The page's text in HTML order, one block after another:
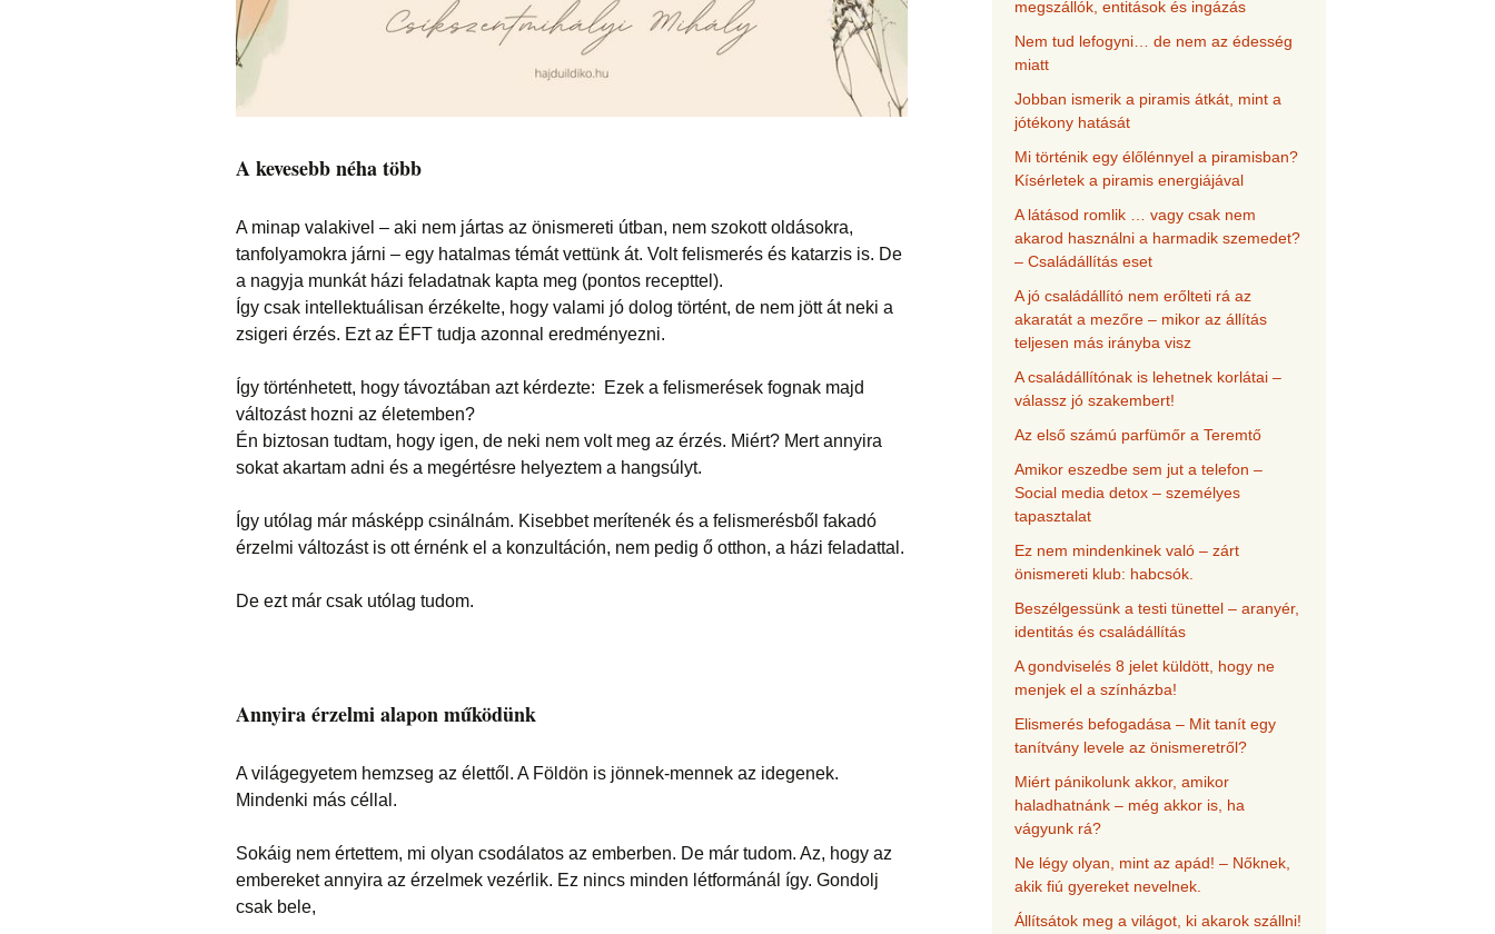
A kevesebb néha több
A minap valakivel – aki nem jártas az önismereti útban, nem szokott oldásokra,
tanfolyamokra járni – egy hatalmas témát vettünk át. Volt felismerés és katarzis is. De
a nagyja munkát házi feladatnak kapta meg (pontos recepttel).
Így csak intellektuálisan érzékelte, hogy valami jó dolog történt, de nem jött át neki a
zsigeri érzés. Ezt az ÉFT tudja azonnal eredményezni.
Így történhetett, hogy távoztában azt kérdezte: Ezek a felismerések fognak majd
változást hozni az életemben?
Én biztosan tudtam, hogy igen, de neki nem volt meg az érzés. Miért? Mert annyira
sokat akartam adni és a megértésre helyeztem a hangsúlyt.
Így utólag már másképp csinálnám. Kisebbet merítenék és a felismerésből fakadó
érzelmi változást is ott érnénk el a konzultáción, nem pedig ő otthon, a házi feladattal.
De ezt már csak utólag tudom.
Annyira érzelmi alapon működünk
A világegyetem hemzseg az élettől. A Földön is jönnek-mennek az idegenek.
Mindenki más céllal.
Sokáig nem értettem, mi olyan csodálatos az emberben. De már tudom. Az, hogy az
embereket annyira az érzelmek vezérlik. Ez nincs minden létformánál így. Gondolj
csak bele,
megszállók, entitások és ingázás
Nem tud lefogyni… de nem az édesség
miatt
Jobban ismerik a piramis átkát, mint a
jótékony hatását
Mi történik egy élőlénnyel a piramisban?
Kísérletek a piramis energiájával
A látásod romlik … vagy csak nem
akarod használni a harmadik szemedet?
– Családállítás eset
A jó családállító nem erőlteti rá az
akaratát a mezőre – mikor az állítás
teljesen más irányba visz
A családállítónak is lehetnek korlátai –
válassz jó szakembert!
Az első számú parfümőr a Teremtő
Amikor eszedbe sem jut a telefon –
Social media detox – személyes
tapasztalat
Ez nem mindenkinek való – zárt
önismereti klub: habcsók.
Beszélgessünk a testi tünettel – aranyér,
identitás és családállítás
A gondviselés 8 jelet küldött, hogy ne
menjek el a színházba!
Elismerés befogadása – Mit tanít egy
tanítvány levele az önismeretről?
Miért pánikolunk akkor, amikor
haladhatnánk – még akkor is, ha
vágyunk rá?
Ne légy olyan, mint az apád! – Nőknek,
akik fiú gyereket nevelnek.
Állítsátok meg a világot, ki akarok szállni!